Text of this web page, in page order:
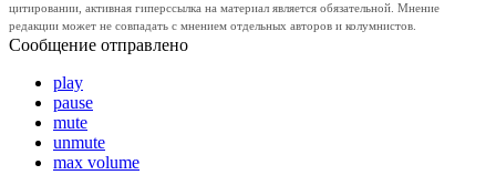
цитировании, активная гиперссылка на материал является обязательной. Мнение
редакции может не совпадать с мнением отдельных авторов и колумнистов.
Сообщение отправлено
play
pause
mute
unmute
max volume